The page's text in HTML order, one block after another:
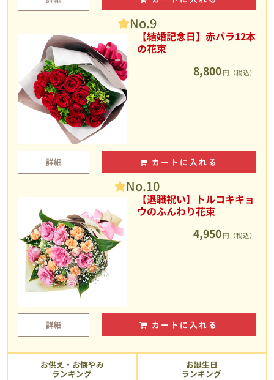
No.9
【結婚記念日】赤バラ12本
の花束
8,800 円（税込）
詳細 カートに入れる
No.10
【退職祝い】トルコキキョ
ウのふんわり花束
4,950 円（税込）
詳細 カートに入れる
お供え・お悔やみ
ランキング
お誕生日
ランキング